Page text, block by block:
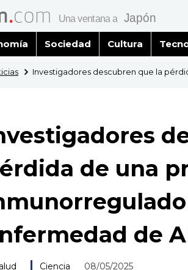
Sociedad Cultura
Investigadores descubren que la
de una
de
Ciencia 08/05/2025